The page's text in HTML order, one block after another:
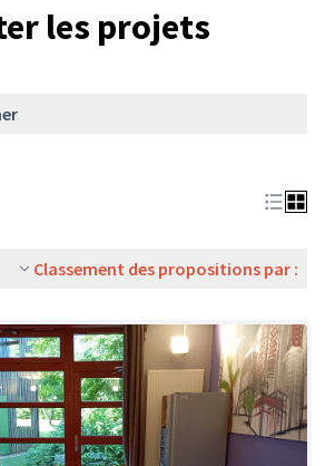
les projets
Classement des propositions par :